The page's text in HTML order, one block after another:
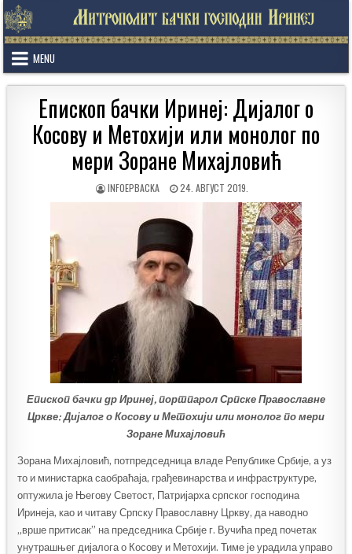
Skip
to
content
MENU
Епископ бачки Иринеј: Дијалог о
Косову и Метохији или монолог по
мери Зоране Михајловић
AUTHOR:
INFOEPBACKA
PUBLISHED
24. АВГУСТ 2019.
Епископ бачки др Иринеј, портпарол Српске Православне
Цркве: Дијалог о Косову и Метохији или монолог по мери
Зоране Михајловић
Зорана Михајловић, потпредседница владе Републике Србије, a уз
то и министарка саобраћаја, грађевинарства и инфраструктуре,
оптужила је Његову Светост, Патријарха српског господина
Иринеја, као и читаву Српску Православну Цркву, да наводно
„врше притисак” на председника Србије г. Вучића пред почетак
унутрашњег дијалога о Косову и Метохији. Тиме је урадила управо